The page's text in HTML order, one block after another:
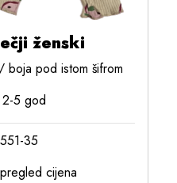
ženski
boja pod istom šifrom
5 god
35
cijena